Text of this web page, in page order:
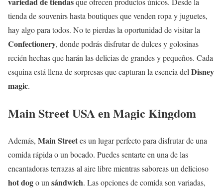
tienda de souvenirs hasta boutiques que venden ropa y juguetes,
hay algo para todos. No te pierdas la oportunidad de visitar la
Confectionery, donde podrás disfrutar de dulces y golosinas
recién hechas que harán las delicias de grandes y pequeños. Cada
esquina está llena de sorpresas que capturan la esencia del Disney
magic.
Main Street USA en Magic Kingdom
Además, Main Streetes un lugar perfecto para disfrutar de una
comida rápida o un bocado. Puedes sentarte en una de las
encantadoras terrazas al aire libre mientras saboreas un delicioso
hot dogo un sándwich. Las opciones de comida son variadas,